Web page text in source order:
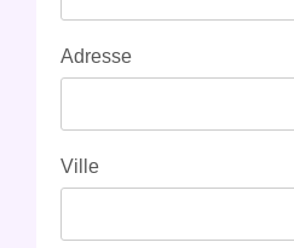
Adresse
Ville